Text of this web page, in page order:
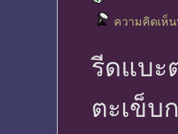
ความคิดเห็
รีดแบะ
ตะเข็บ